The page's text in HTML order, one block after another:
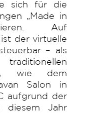
sich für die
„Made in
Auf
ist der virtuelle
– als
wie dem
Salon in
aufgrund der
diesem Jahr